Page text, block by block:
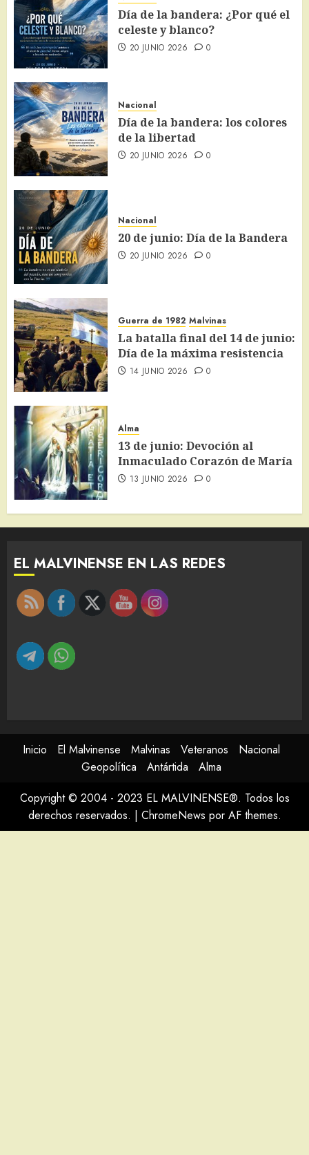
Día de la bandera: ¿Por qué el
celeste y blanco?
20 JUNIO 2026 0
Nacional
Día de la bandera: los colores
de la libertad
20 JUNIO 2026 0
Nacional
20 de junio: Día de la Bandera
20 JUNIO 2026 0
Guerra de 1982 Malvinas
La batalla final del 14 de junio:
Día de la máxima resistencia
14 JUNIO 2026 0
Alma
13 de junio: Devoción al
Inmaculado Corazón de María
13 JUNIO 2026 0
EL MALVINENSE EN LAS REDES
Inicio El Malvinense Malvinas Veteranos
Nacional
Geopolítica
Antártida
Alma
Copyright © 2004 - 2023 EL MALVINENSE®. Todos los
derechos reservados. | ChromeNews por AF themes.